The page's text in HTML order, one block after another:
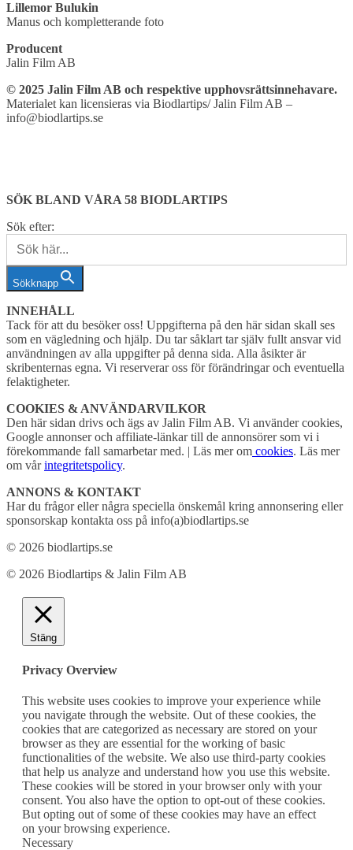
Lillemor Bulukin
Manus och kompletterande foto
Producent
Jalin FilmAB
© 2025 Jalin FilmAB och respektive upphovsrättsinnehavare.
Materialetkan licensieras via Biodlartips/Jalin FilmAB –
info@biodlartips.se
SÖK BLAND VÅRA 58 BIODLARTIPS
Sök efter:
Sökknapp
INNEHÅLL
Tack för att du besöker oss! Uppgifterna på den här sidan skall ses
som en vägledning och hjälp. Du tar såklart tar själv fullt ansvar vid
användningen av alla uppgifter på denna sida. Alla åsikter är
skribenternas egna. Vi reserverar oss för förändringar och eventuella
felaktigheter.
COOKIES & ANVÄNDARVILKOR
Den här sidan drivs och ägs av Jalin Film AB. Vi använder cookies,
Google annonser och affiliate-länkar till de annonsörer som vi i
förekommande fall samarbetar med. | Läs mer om cookies. Läs mer
om vårintegritetspolicy.
ANNONS & KONTAKT
Har du frågor eller några speciella önskemål kring annonsering eller
sponsorskap kontakta oss på info(a)biodlartips.se
© 2026 biodlartips.se
© 2026 Biodlartips & Jalin Film AB
Stäng
Privacy Overview
This website uses cookies to improve your experience while
you navigate through the website. Out of these cookies, the
cookies that are categorized as necessary are stored on your
browser as they are essential for the working of basic
functionalities of the website. We also use third-party cookies
that help us analyze and understand how you use this website.
These cookies will be stored in your browser only with your
consent. You also have the option to opt-out of these cookies.
But opting out of some of these cookies may have an effect
on your browsing experience.
Necessary